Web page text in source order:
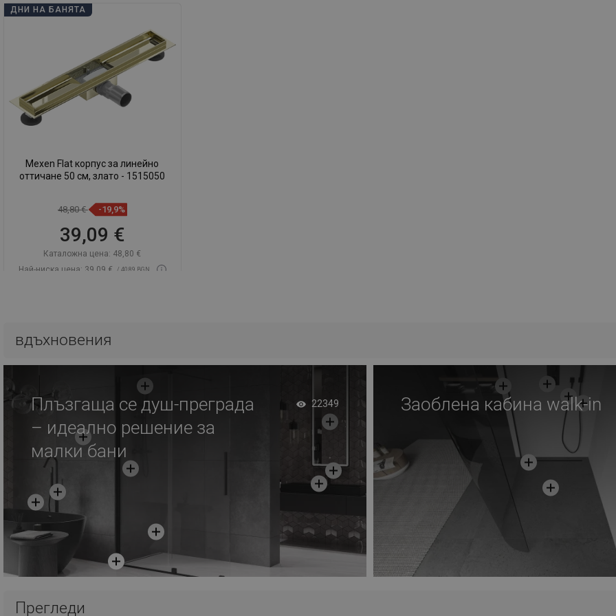
ДНИ НА БАНЯТА
Mexen Flat корпус за линейно
оттичане 50 см, злато - 1515050
48,80 € -19,9%
39,09 €
Каталожна цена: 48,80 €
Най-ниска цена: 39,09 €
/ 40,89 BGN
favorite_border
Сравнете
вдъхновения
Плъзгаща се душ-преграда
– идеално решение за
малки бани
22349 Заоблена кабина walk-in
Прегледи